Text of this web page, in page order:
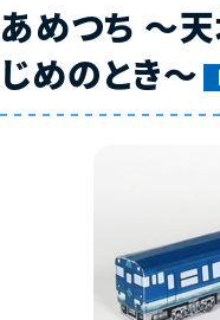
あめつち ～
じめのとき～